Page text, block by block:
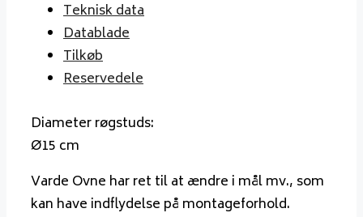
Teknisk data
Datablade
Tilkøb
Reservedele
Diameter røgstuds:
Ø15 cm
Varde Ovne har ret til at ændre i mål mv., som
kan have indflydelse på montageforhold.